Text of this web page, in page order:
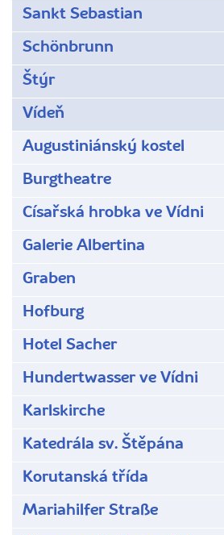
Sankt Sebastian
Schönbrunn
Štýr
Vídeň
Augustiniánský kostel
Burgtheatre
Císařská hrobka ve Vídni
Galerie Albertina
Graben
Hofburg
Hotel Sacher
Hundertwasser ve Vídni
Karlskirche
Katedrála sv. Štěpána
Korutanská třída
Mariahilfer Straße